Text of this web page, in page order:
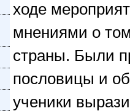
ходе
мнениями о
страны. Были
пословицы и
ученики